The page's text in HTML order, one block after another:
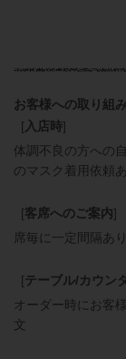
お客様への取り組み
[入店時]
体調不良の方への
のマスク着用依頼
[客席へのご案内]
席毎に一定間隔あり
[テーブル/カウン
オーダー時にお客
文